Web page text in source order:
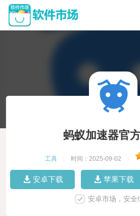
蚂蚁加速器官
工具 时间：2025-09-02
安卓下载 苹果下载
安卓市场，安全